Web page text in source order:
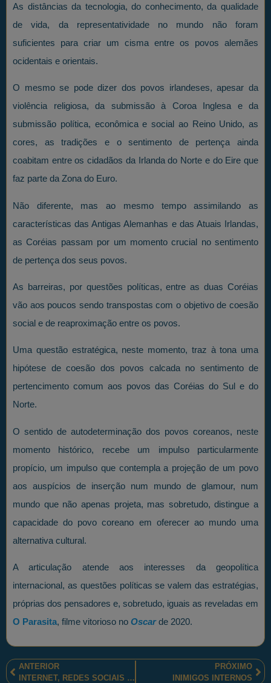
As distâncias da tecnologia, do conhecimento, da qualidade
de vida, da representatividade no mundo não foram
suficientes para criar um cisma entre os povos alemães
ocidentais e orientais.
O mesmo se pode dizer dos povos irlandeses, apesar da
violência religiosa, da submissão à Coroa Inglesa e da
submissão política, econômica e social ao Reino Unido, as
cores, as tradições e o sentimento de pertença ainda
coabitam entre os cidadãos da Irlanda do Norte e do Eire que
faz parte da Zona do Euro.
Não diferente, mas ao mesmo tempo assimilando as
características das Antigas Alemanhas e das Atuais Irlandas,
as Coréias passam por um momento crucial no sentimento
de pertença dos seus povos.
As barreiras, por questões políticas, entre as duas Coréias
vão aos poucos sendo transpostas com o objetivo de coesão
social e de reaproximação entre os povos.
Uma questão estratégica, neste momento, traz à tona uma
hipótese de coesão dos povos calcada no sentimento de
pertencimento comum aos povos das Coréias do Sul e do
Norte.
O sentido de autodeterminação dos povos coreanos, neste
momento histórico, recebe um impulso particularmente
propício, um impulso que contempla a projeção de um povo
aos auspícios de inserção num mundo de glamour, num
mundo que não apenas projeta, mas sobretudo, distingue a
capacidade do povo coreano em oferecer ao mundo uma
alternativa cultural.
A articulação atende aos interesses da geopolítica
internacional, as questões políticas se valem das estratégias,
próprias dos pensadores e, sobretudo, iguais as reveladas em
O Parasita, filme vitorioso no Oscarde 2020.
ANTERIOR
INTERNET, REDES SOCIAIS E OS LIVRES PENSADORES
PRÓXIMO
INIMIGOS INTERNOS